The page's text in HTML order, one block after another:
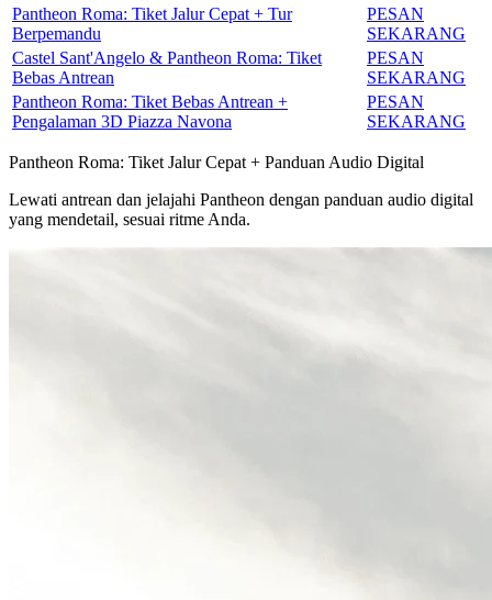
Pantheon Roma: Tiket Jalur Cepat + Tur
Berpemandu
PESAN
SEKARANG
Castel Sant'Angelo & Pantheon Roma: Tiket
Bebas Antrean
PESAN
SEKARANG
Pantheon Roma: Tiket Bebas Antrean +
Pengalaman 3D Piazza Navona
PESAN
SEKARANG
Pantheon Roma: Tiket Jalur Cepat + Panduan Audio Digital
Lewati antrean dan jelajahi Pantheon dengan panduan audio digital
yang mendetail, sesuai ritme Anda.